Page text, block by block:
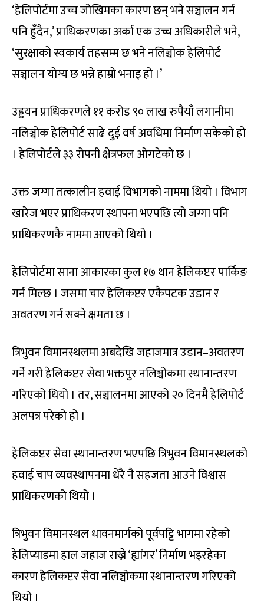
‘हेलिपोर्टमा उच्च जोखिमका कारण छन् भने सञ्चालन गर्न
पनि हुँदैन,’ प्राधिकरणका अर्का एक उच्च अधिकारीले भने,
‘सुरक्षाको स्वकार्य तहसम्म छ भने नलिञ्चोक हेलिपोर्ट
सञ्चालन योग्य छ भन्ने हाम्रो भनाइ हो ।’
उड्डयन प्राधिकरणले ११ करोड ९० लाख रुपैयाँ लगानीमा
नलिञ्चोक हेलिपोर्ट साढे दुई वर्ष अवधिमा निर्माण सकेको हो
। हेलिपोर्टले ३३ रोपनी क्षेत्रफल ओगटेको छ ।
उक्त जग्गा तत्कालीन हवाई विभागको नाममा थियो । विभाग
खारेज भएर प्राधिकरण स्थापना भएपछि त्यो जग्गा पनि
प्राधिकरणकै नाममा आएको थियो ।
हेलिपोर्टमा साना आकारका कुल १७ थान हेलिकप्टर पार्किङ
गर्न मिल्छ । जसमा चार हेलिकप्टर एकैपटक उडान र
अवतरण गर्न सक्ने क्षमता छ ।
त्रिभुवन विमानस्थलमा अबदेखि जहाजमात्र उडान–अवतरण
गर्ने गरी हेलिकप्टर सेवा भक्तपुर नलिञ्चोकमा स्थानान्तरण
गरिएको थियो । तर, सञ्चालनमा आएको २० दिनमै हेलिपोर्ट
अलपत्र परेको हो ।
हेलिकप्टर सेवा स्थानान्तरण भएपछि त्रिभुवन विमानस्थलको
हवाई चाप व्यवस्थापनमा धेरै नै सहजता आउने विश्वास
प्राधिकरणको थियो ।
त्रिभुवन विमानस्थल धावनमार्गको पूर्वपट्टि भागमा रहेको
हेलिप्याडमा हाल जहाज राख्ने ‘ह्यांगर’ निर्माण भइरहेका
कारण हेलिकप्टर सेवा नलिञ्चोकमा स्थानान्तरण गरिएको
थियो ।